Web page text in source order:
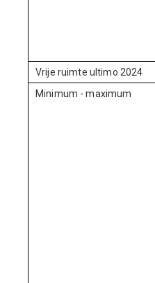
Vrije ruimte ultimo 2024
Minimum - maximum